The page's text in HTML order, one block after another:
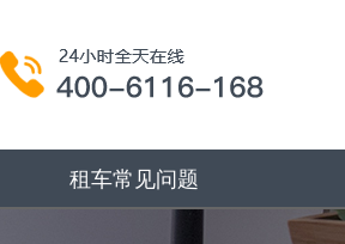
租车常见问题